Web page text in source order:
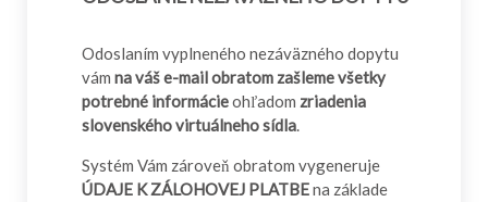
Odoslaním vyplneného nezáväzného dopytu
vám na váš e-mail obratom zašleme všetky
potrebné informácieohľadom zriadenia
slovenského virtuálneho sídla.
Systém Vám zároveň obratom vygeneruje
ÚDAJE K ZÁLOHOVEJ PLATBEna základe